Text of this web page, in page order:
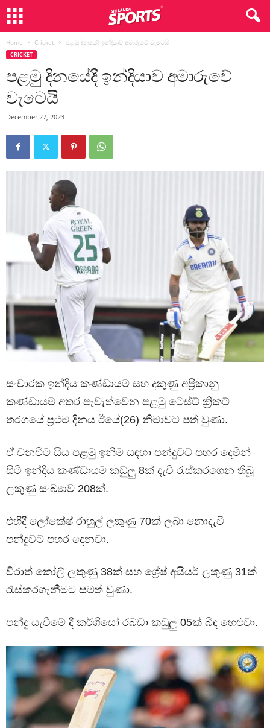
Home Cricket පළමු දිනයේදී ඉන්දියාව අමාරුවේ වැටෙයි
CRICKET
පළමු දිනයේදී ඉන්දියාව අමාරුවේ
වැටෙයි
December 27, 2023
සංචාරක ඉන්දිය කණ්ඩායම සහ දකුණු අප්‍රිකානු
කණ්ඩායම අතර පැවැත්වෙන පළමු ටෙස්ට් ක්‍රිකට්
තරගයේ ප්‍රථම දිනය ඊයේ(26) නිමාවට පත් වුණා.
ඒ වනවිට සිය පළමු ඉනිම සඳහා පන්දුවට පහර දෙමින්
සිටි ඉන්දිය කණ්ඩායම කඩුලු 8ක් දැවි රැස්කරගෙන තිබූ
ලකුණු සංඛ්‍යාව 208ක්.
එහිදී ලෝකේෂ් රාහුල් ලකුණු 70ක් ලබා නොදැවි
පන්දුවට පහර දෙනවා.
විරාත් කෝලි ලකුණු 38ක් සහ ශ්‍රේෂ් අයියර් ලකුණු 31ක්
රැස්කරගැනීමට සමත් වුණා.
පන්දු යැවීමේ දී කර්ගිසෝ රබඩා කඩුලු 05ක් බිඳ හෙළුවා.